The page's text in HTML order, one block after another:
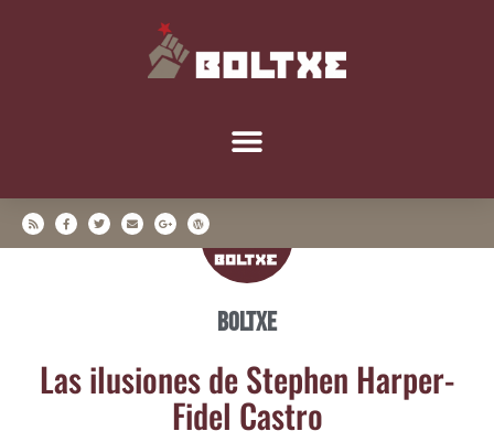
Boltxe
Las ilu­sio­nes de Stephen Har­per-
Fidel Castro